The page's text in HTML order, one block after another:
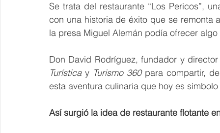
Se trata del restaurante “Los Pericos”,
con una historia de éxito que se remonta
la presa Miguel Alemán podía ofrecer
Don David Rodríguez, fundador y
Turística y Turismo 360 para compartir,
esta aventura culinaria que hoy es
Así surgió la idea de restaurante flotante